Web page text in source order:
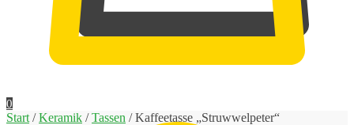
0
Start /Keramik /Tassen /Kaffeetasse „Struwwelpeter“